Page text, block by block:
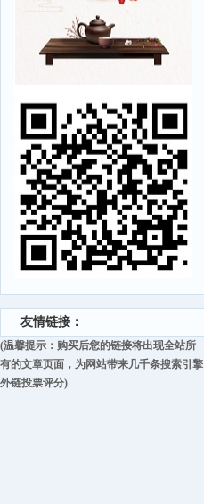
友情链接：
(温馨提示：购买后您的链接将出现全站所
有的文章页面，为网站带来几千条搜索引擎
外链投票评分)